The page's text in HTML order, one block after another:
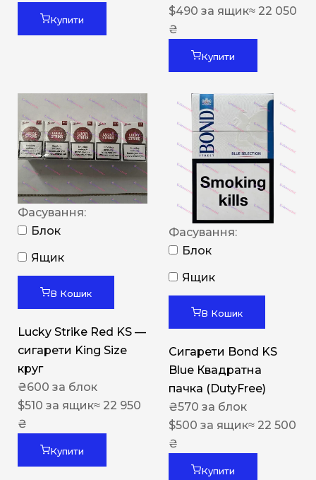
Купити
$490 за ящик≈ 22 050
₴
Купити
Фасування:
Блок
Ящик
В Кошик
Lucky Strike Red KS —
сигарети King Size
круг
₴600 за блок
$510 за ящик≈ 22 950
₴
Купити
Фасування:
Блок
Ящик
В Кошик
Сигарети Bond KS
Blue Квадратна
пачка (DutyFree)
₴570 за блок
$500 за ящик≈ 22 500
₴
Купити